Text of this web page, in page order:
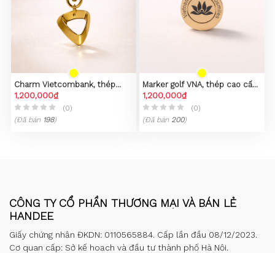
Charm Vietcombank, thép
không gỉ 316L, mạ vàng 23k
1,200,000₫
(0)
(Đã bán 198)
Marker golf VNA, thép cao cấp,
mạ PVD vàng 23K
1,200,000₫
(0)
(Đã bán 200)
CÔNG TY CỔ PHẦN THƯƠNG MẠI VÀ BÁN LẺ
HANDEE
Giấy chứng nhận ĐKDN: 0110565884. Cấp lần đầu 08/12/2023.
Cơ quan cấp: Sở kế hoạch và đầu tư thành phố Hà Nội.